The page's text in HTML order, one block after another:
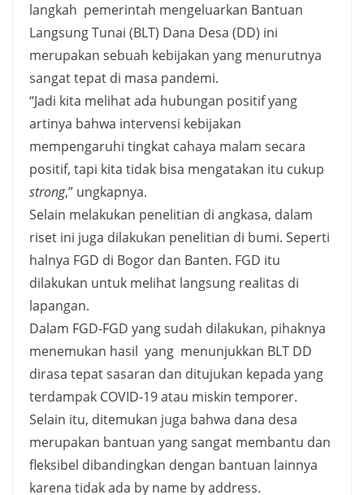
langkah pemerintah mengeluarkan Bantuan
Langsung Tunai (BLT) Dana Desa (DD) ini
merupakan sebuah kebijakan yang menurutnya
sangat tepat di masa pandemi.
“Jadi kita melihat ada hubungan positif yang
artinya bahwa intervensi kebijakan
mempengaruhi tingkat cahaya malam secara
positif, tapi kita tidak bisa mengatakan itu cukup
strong,” ungkapnya.
Selain melakukan penelitian di angkasa, dalam
riset ini juga dilakukan penelitian di bumi. Seperti
halnya FGD di Bogor dan Banten. FGD itu
dilakukan untuk melihat langsung realitas di
lapangan.
Dalam FGD-FGD yang sudah dilakukan, pihaknya
menemukan hasil yang menunjukkan BLT DD
dirasa tepat sasaran dan ditujukan kepada yang
terdampak COVID-19 atau miskin temporer.
Selain itu, ditemukan juga bahwa dana desa
merupakan bantuan yang sangat membantu dan
fleksibel dibandingkan dengan bantuan lainnya
karena tidak ada by name by address.